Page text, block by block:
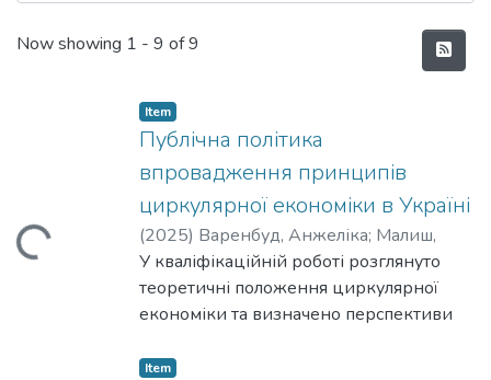
Recent Submissions
Now showing 1 - 9 of 9
Item
Публічна політика
впровадження принципів
циркулярної економіки в Україні
(2025) Варенбуд, Анжеліка; Малиш,
Наталія
У кваліфікаційній роботі розглянуто
теоретичні положення циркулярної
економіки та визначено перспективи
Україні. Проаналізовано стан
Item